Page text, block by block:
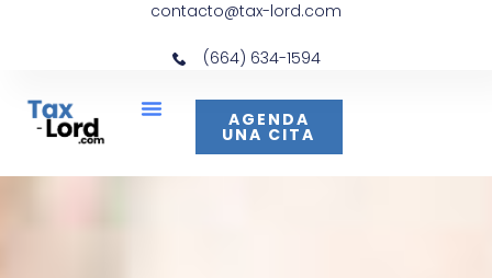
contacto@tax-lord.com
(664) 634-1594
AGENDA
UNA CITA